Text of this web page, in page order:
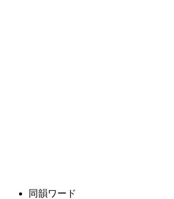
同韻ワード